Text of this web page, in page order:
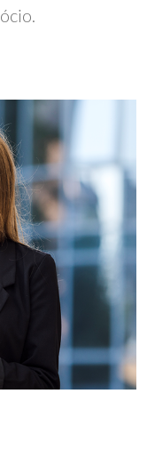
ócio.